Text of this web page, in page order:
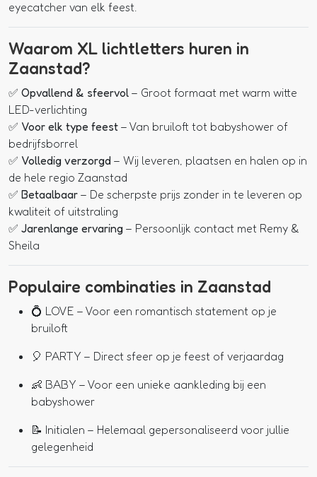
eyecatcher van elk feest.
Waarom XL lichtletters huren in
Zaanstad?
✅ Opvallend & sfeervol – Groot formaat met warm witte
LED-verlichting
✅ Voor elk type feest – Van bruiloft tot babyshower of
bedrijfsborrel
✅ Volledig verzorgd – Wij leveren, plaatsen en halen op in
de hele regio Zaanstad
✅ Betaalbaar – De scherpste prijs zonder in te leveren op
kwaliteit of uitstraling
✅ Jarenlange ervaring – Persoonlijk contact met Remy &
Sheila
Populaire combinaties in Zaanstad
💍 LOVE – Voor een romantisch statement op je
bruiloft
🎈 PARTY – Direct sfeer op je feest of verjaardag
👶 BABY – Voor een unieke aankleding bij een
babyshower
📝 Initialen – Helemaal gepersonaliseerd voor jullie
gelegenheid